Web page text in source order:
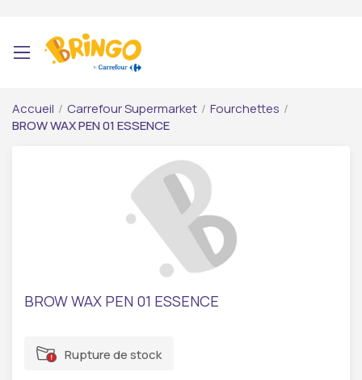
Accueil / Carrefour Supermarket / Fourchettes /
BROW WAX PEN 01 ESSENCE
BROW WAX PEN 01 ESSENCE
Rupture de stock